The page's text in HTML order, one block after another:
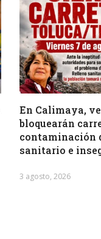
En Calimaya,
bloquearán
contaminación
sanitario e
3 agosto, 2026